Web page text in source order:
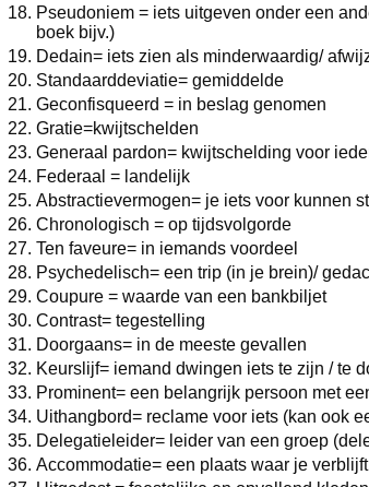
Pseudoniem = iets uitgeven onder een
boek bijv.)
Dedain= iets zien als minderwaardig/
Standaarddeviatie= gemiddelde
Geconfisqueerd = in beslag genomen
Gratie=kwijtschelden
Generaal pardon= kwijtschelding voor
Federaal = landelijk
Abstractievermogen= je iets voor kunnen
Chronologisch = op tijdsvolgorde
Ten faveure= in iemands voordeel
Psychedelisch= een trip (in je brein)/
Coupure = waarde van een bankbiljet
Contrast= tegestelling
Doorgaans= in de meeste gevallen
Keurslijf= iemand dwingen iets te zijn / te
Prominent= een belangrijk persoon met
Uithangbord= reclame voor iets (kan ook
Delegatieleider= leider van een groep
Accommodatie= een plaats waar je verblijft